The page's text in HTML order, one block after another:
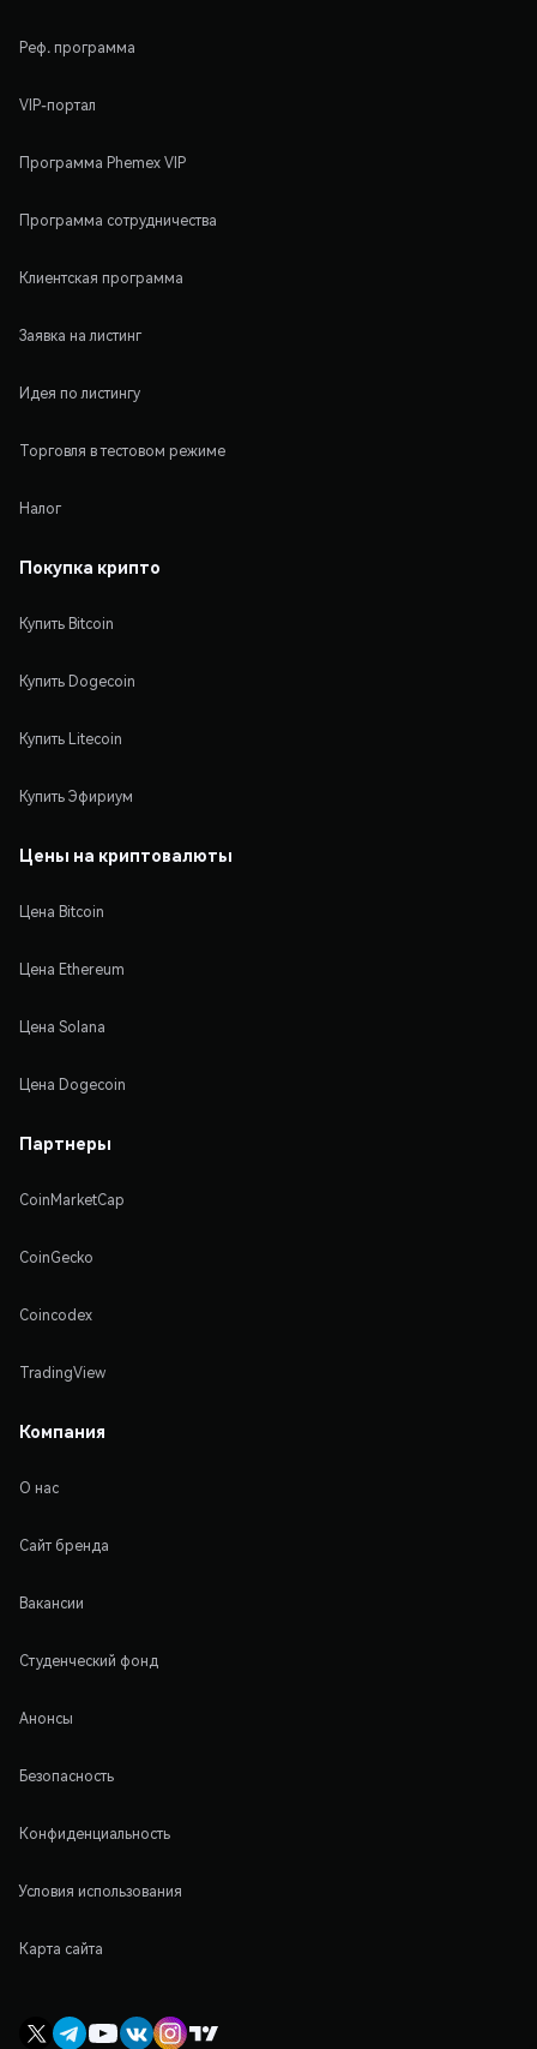
Реф. программа
VIP-портал
Программа Phemex VIP
Программа сотрудничества
Клиентская программа
Заявка на листинг
Идея по листингу
Торговля в тестовом режиме
Налог
Покупка крипто
Купить Bitcoin
Купить Dogecoin
Купить Litecoin
Купить Эфириум
Цены на криптовалюты
Цена Bitcoin
Цена Ethereum
Цена Solana
Цена Dogecoin
Партнеры
CoinMarketCap
CoinGecko
Coincodex
TradingView
Компания
О нас
Сайт бренда
Вакансии
Студенческий фонд
Анонсы
Безопасность
Конфиденциальность
Условия использования
Карта сайта